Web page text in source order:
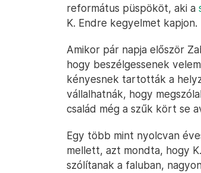
református püspököt, aki a
K. Endre kegyelmet kapjon.
Amikor pár napja először
hogy beszélgessenek
kényesnek tartották a
vállalhatnák, hogy
család még a szűk kört se
Egy több mint nyolcvan
mellett, azt mondta, hogy
szólítanak a faluban,